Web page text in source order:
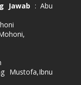
Jawab : Abu
Mustofa,Ibnu